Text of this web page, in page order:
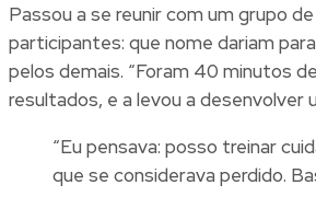
Passou a se reunir com um grupo
participantes: que nome dariam
pelos demais. “Foram 40 minutos
resultados, e a levou a desenvolver
“Eu pensava: posso treinar
que se considerava perdido.